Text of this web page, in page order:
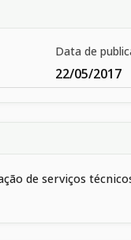
Data de
22/05/2017
de serviços